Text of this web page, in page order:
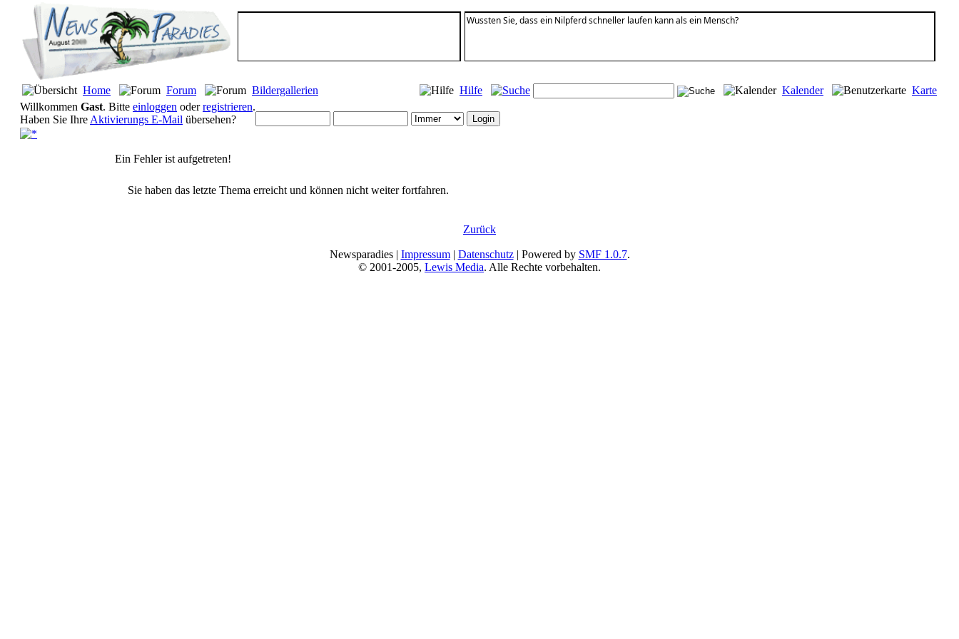
Wussten Sie, dass ein Nilpferd schneller laufen kann als ein Mensch?
Home Forum Bildergallerien Hilfe Kalender
Karte
Willkommen Gast. Bitte einloggen oderregistrieren.
Haben Sie Ihre Aktivierungs E-Mail übersehen?
Ein Fehler ist aufgetreten!
Sie haben das letzte Thema erreicht und können nicht weiter fortfahren.
Zurück
Newsparadies | Impressum| Datenschutz| Powered by SMF 1.0.7.
© 2001-2005, Lewis Media. Alle Rechte vorbehalten.